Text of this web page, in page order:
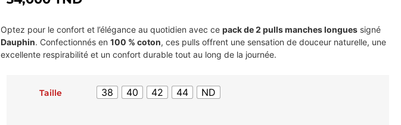
Optez pour le confort et l’élégance au quotidien avec ce pack de 2 pulls manches longues signé
Dauphin. Confectionnés en 100 % coton, ces pulls offrent une sensation de douceur naturelle, une
excellente respirabilité et un confort durable tout au long de la journée.
Taille 38 40 42 44 ND